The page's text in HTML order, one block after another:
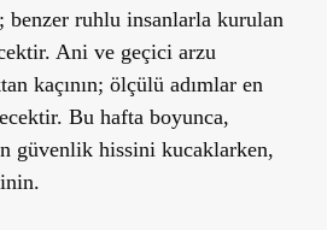
ruhlu insanlarla kurulan
Ani ve geçici arzu
kaçının; ölçülü adımlar en
Bu hafta boyunca,
güvenlik hissini kucaklarken,